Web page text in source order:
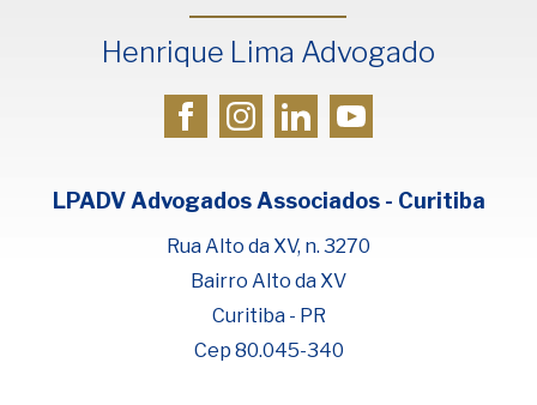
Henrique Lima Advogado
LPADV Advogados Associados - Curitiba
Rua Alto da XV, n. 3270
Bairro Alto da XV
Curitiba - PR
Cep 80.045-340